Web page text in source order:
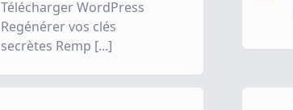
Télécharger WordPress
Regénérer vos clés
secrètes Remp [...]